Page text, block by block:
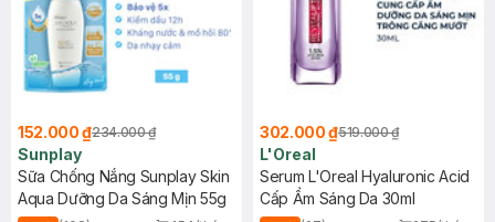
152.000 ₫234.000 ₫
Sunplay
Sữa Chống Nắng Sunplay Skin
Aqua Dưỡng Da Sáng Mịn 55g
302.000 ₫519.000 ₫
L'Oreal
Serum L'Oreal Hyaluronic Acid
Cấp Ẩm Sáng Da 30ml